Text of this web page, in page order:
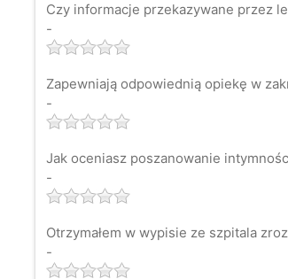
Czy informacje przekazywane przez
-
Zapewniają odpowiednią opiekę w
-
Jak oceniasz poszanowanie
-
Otrzymałem w wypisie ze szpitala
-